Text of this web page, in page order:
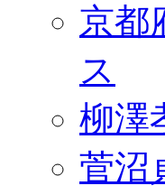
京都
ス
柳澤
菅沼